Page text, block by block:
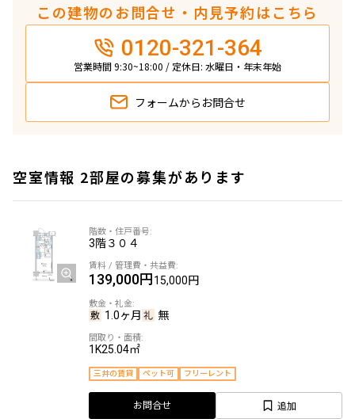
この建物のお問合せ・内見予約はこちら
0120-321-364
営業時間 9:30~18:00 / 定休日: 水曜日・年末年始
フォームから お問合せ
空室情報 2部屋の募集があります
3階３０４
139,000円15,000円
1.0ヶ月 無
1K25.04㎡
三井の賃貸 ペット可 フリーレント
お問合せ 追加